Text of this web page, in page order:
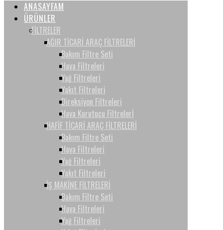
ANASAYFAM
ÜRÜNLER
FİLTRELER
AĞIR TİCARİ ARAÇ FİLTRELERİ
Bakım Filtre Seti
Hava Filtreleri
Yağ Filtreleri
Yakıt Filtreleri
Direksiyon Filtreleri
Hava Kurutucu Filtrelerİ
HAFİF TİCARİ ARAÇ FİLTRELERİ
Bakım Filtre Seti
Hava Filtreleri
Yağ Filtreleri
Yakıt Filtreleri
İŞ MAKİNE FİLTRELERİ
Bakım Filtre Seti
Hava Filtreleri
Yağ Filtreleri